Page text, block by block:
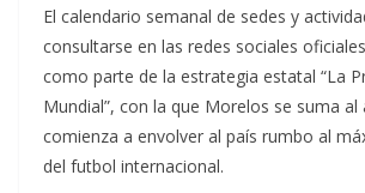
El calendario semanal de sedes y
consultarse en las redes sociales
como parte de la estrategia estatal “La
Mundial”, con la que Morelos se suma al
comienza a envolver al país rumbo al
del futbol internacional.